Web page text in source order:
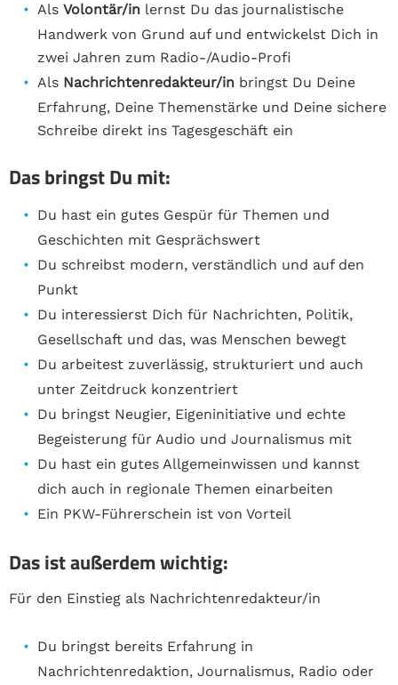
Als Volontär/in lernst Du das journalistische
Handwerk von Grund auf und entwickelst Dich in
zwei Jahren zum Radio-/Audio-Profi
Als Nachrichtenredakteur/in bringst Du Deine
Erfahrung, Deine Themenstärke und Deine sichere
Schreibe direkt ins Tagesgeschäft ein
Das bringst Du mit:
Du hast ein gutes Gespür für Themen und
Geschichten mit Gesprächswert
Du schreibst modern, verständlich und auf den
Punkt
Du interessierst Dich für Nachrichten, Politik,
Gesellschaft und das, was Menschen bewegt
Du arbeitest zuverlässig, strukturiert und auch
unter Zeitdruck konzentriert
Du bringst Neugier, Eigeninitiative und echte
Begeisterung für Audio und Journalismus mit
Du hast ein gutes Allgemeinwissen und kannst
dich auch in regionale Themen einarbeiten
Ein PKW-Führerschein ist von Vorteil
Das ist außerdem wichtig:
Für den Einstieg als Nachrichtenredakteur/in
Du bringst bereits Erfahrung in
Nachrichtenredaktion, Journalismus, Radio oder